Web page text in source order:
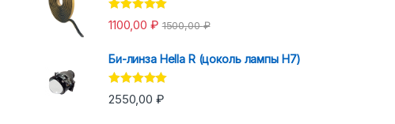
Оценка 5.00
из 5
1100,00 ₽ 1500,00₽
Би-линза Hella R (цоколь лампы H7)
Оценка5.00
из 5
2550,00 ₽